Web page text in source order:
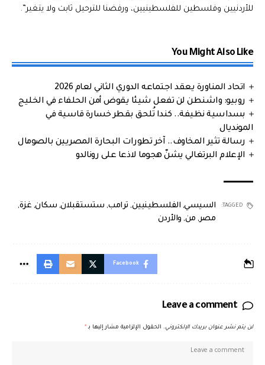
للأردنيين وفلسطين للفلسطينيين، ورفضنا للترحيل ثابت ولا يتغير”.
You Might Also Like
اتحاد المناورة يعقد اجتماعه الدوري الثاني لعام 2026
روبيو: واشنطن لن تفعل شيئا يقوض أمن الحلفاء في الخليج
بسداسية نظيفة.. كندا تُلحق بقطر خسارة قاسية في
المونديال
رسالة تثير المخاوف.. آخر تطورات البحارة المصريين بالصومال
الإعلام البرتغالي يشنّ هجوما لاذعا على رونالدو
TAGGED: السيسي, الفلسطينيين, ترامب, ستستقبلان, سكان, غزة,
مصر , من, والأردن
Facebook
Leave a comment
لن يتم نشر عنوان بريدك الإلكتروني. الحقول الإلزامية مشار إليها بـ *